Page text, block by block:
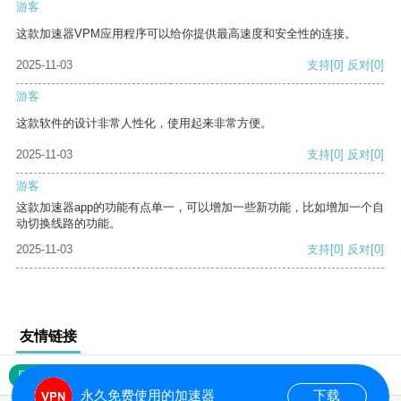
游客
这款加速器VPM应用程序可以给你提供最高速度和安全性的连接。
2025-11-03 支持[0] 反对[0]
游客
这款软件的设计非常人性化，使用起来非常方便。
2025-11-03 支持[0] 反对[0]
游客
这款加速器app的功能有点单一，可以增加一些新功能，比如增加一个自
动切换线路的功能。
2025-11-03
支持[0] 反对[0]
友情链接
网站地图
永久免费使用的加速器 下载